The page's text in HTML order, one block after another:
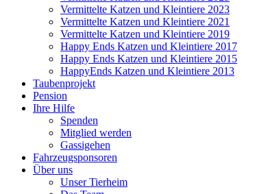
Vermittelte Katzen und Kleintiere 2023
Vermittelte Katzen und Kleintiere 2021
Vermittelte Katzen und Kleintiere 2019
Happy Ends Katzen und Kleintiere 2017
Happy Ends Katzen und Kleintiere 2015
HappyEnds Katzen und Kleintiere 2013
Taubenprojekt
Pension
Ihre Hilfe
Spenden
Mitglied werden
Gassigehen
Fahrzeugsponsoren
Über uns
Unser Tierheim